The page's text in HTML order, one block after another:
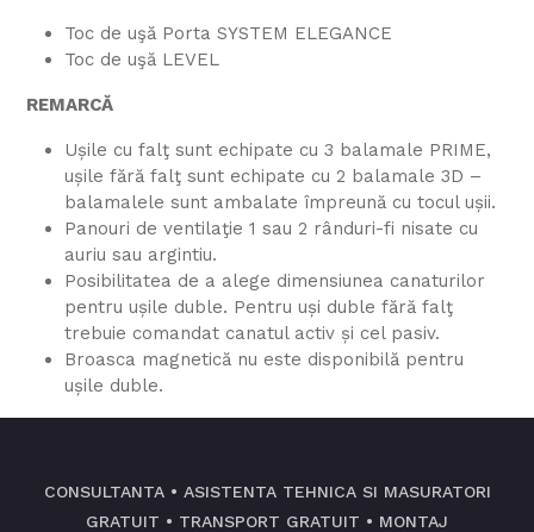
Toc de uşă Porta SYSTEM ELEGANCE
Toc de uşă LEVEL
REMARCĂ
Ușile cu falţ sunt echipate cu 3 balamale PRIME,
ușile fără falţ sunt echipate cu 2 balamale 3D –
balamalele sunt ambalate împreună cu tocul ușii.
Panouri de ventilaţie 1 sau 2 rânduri-fi nisate cu
auriu sau argintiu.
Posibilitatea de a alege dimensiunea canaturilor
pentru ușile duble. Pentru uși duble fără falţ
trebuie comandat canatul activ și cel pasiv.
Broasca magnetică nu este disponibilă pentru
ușile duble.
CONSULTANTA • ASISTENTA TEHNICA SI MASURATORI
GRATUIT • TRANSPORT GRATUIT • MONTAJ